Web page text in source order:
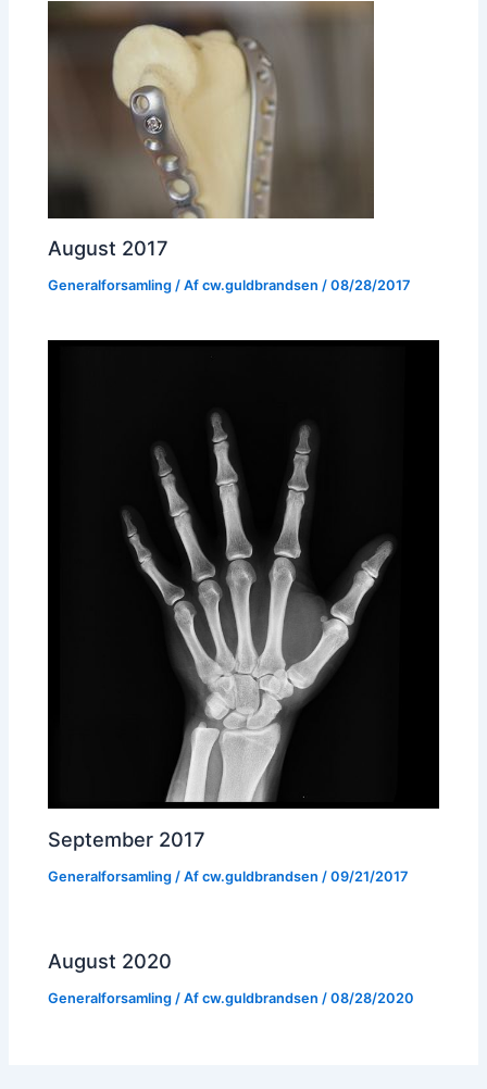
August 2017
Generalforsamling / Afcw.guldbrandsen/08/28/2017
September 2017
Generalforsamling / Afcw.guldbrandsen /09/21/2017
August 2020
Generalforsamling / Afcw.guldbrandsen/08/28/2020